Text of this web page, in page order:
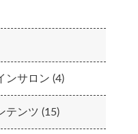
ンサロン (4)
テンツ (15)